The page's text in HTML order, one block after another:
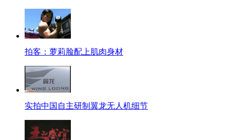
拍客：萝莉脸配上肌肉身材
实拍中国自主研制翼龙无人机细节